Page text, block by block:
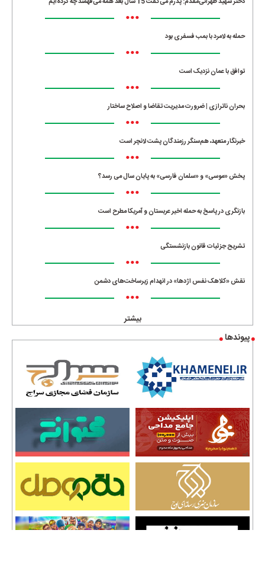
•••
حمله به لامرد با بمب فسفری بود
•••
توافق با عمان نزدیک است
•••
بحران ناترازی | ضرورت مدیریت تقاضا و اصلاح ساختار
•••
خبرنگار متعهد، هم‌سنگر رزمندگان پشت لانچر است
•••
پخش «موسی» و «سلمان فارسی» به پایان سال می رسد؟
•••
بازنگری در پاسخ به حمله اخیر عربستان و آمریکا مطرح است
•••
تشریح جزئیات قانون بازنشستگی
•••
نقش «کلاهک نفس اژدها» در انهدام زیرساخت‌های دشمن
•••
بیشتر
پیوندها